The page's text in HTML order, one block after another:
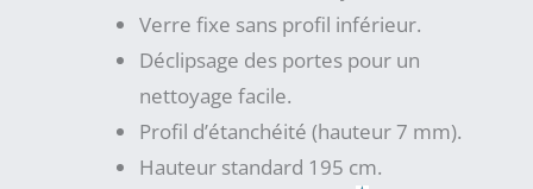
Verre fixe sans profil inférieur.
Déclipsage des portes pour un
nettoyage facile.
Profil d’étanchéité (hauteur 7 mm).
Hauteur standard 195 cm.